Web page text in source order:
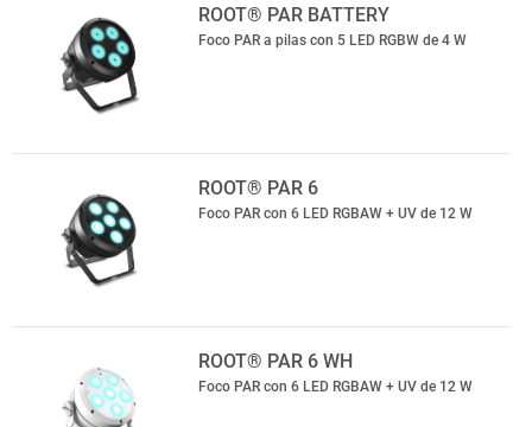
ROOT® PAR BATTERY
Foco PAR a pilas con 5 LED RGBW de 4 W
ROOT® PAR 6
Foco PAR con 6 LED RGBAW + UV de 12 W
ROOT® PAR 6 WH
Foco PAR con 6 LED RGBAW + UV de 12 W